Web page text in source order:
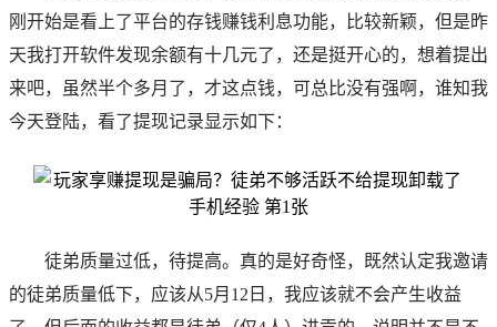
刚开始是看上了平台的存钱赚钱利息功能，比较新颖，但是昨
天我打开软件发现余额有十几元了，还是挺开心的，想着提出
来吧，虽然半个多月了，才这点钱，可总比没有强啊，谁知我
今天登陆，看了提现记录显示如下：
徒弟质量过低，待提高。真的是好奇怪，既然认定我邀请
的徒弟质量低下，应该从5月12日，我应该就不会产生收益